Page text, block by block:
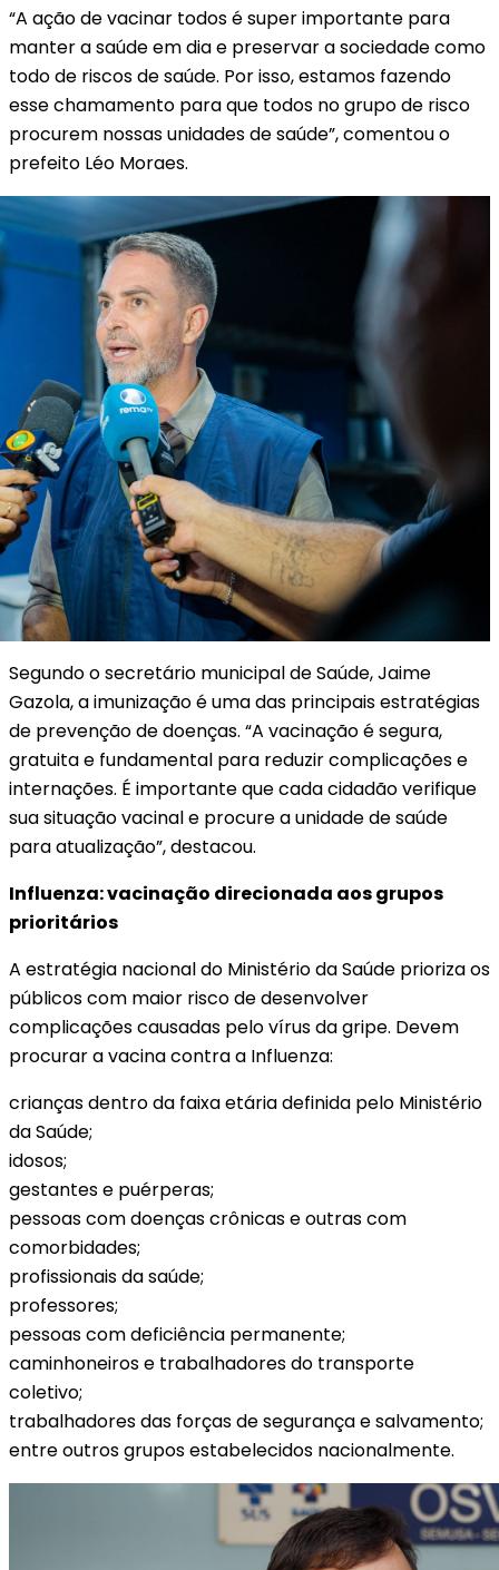
“A ação de vacinar todos é super importante para
manter a saúde em dia e preservar a sociedade como
todo de riscos de saúde. Por isso, estamos fazendo
esse chamamento para que todos no grupo de risco
procurem nossas unidades de saúde”, comentou o
prefeito Léo Moraes.
Segundo o secretário municipal de Saúde, Jaime
Gazola, a imunização é uma das principais estratégias
de prevenção de doenças. “A vacinação é segura,
gratuita e fundamental para reduzir complicações e
internações. É importante que cada cidadão verifique
sua situação vacinal e procure a unidade de saúde
para atualização”, destacou.
Influenza: vacinação direcionada aos grupos
prioritários
A estratégia nacional do Ministério da Saúde prioriza os
públicos com maior risco de desenvolver
complicações causadas pelo vírus da gripe. Devem
procurar a vacina contra a Influenza:
crianças dentro da faixa etária definida pelo Ministério
da Saúde;
idosos;
gestantes e puérperas;
pessoas com doenças crônicas e outras com
comorbidades;
profissionais da saúde;
professores;
pessoas com deficiência permanente;
caminhoneiros e trabalhadores do transporte
coletivo;
trabalhadores das forças de segurança e salvamento;
entre outros grupos estabelecidos nacionalmente.